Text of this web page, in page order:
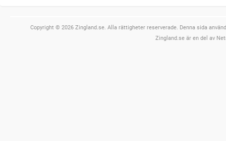
Copyright © 2026 Zingland.se. Alla rättigheter reserverade. Denna sida
Zingland.se är en del av